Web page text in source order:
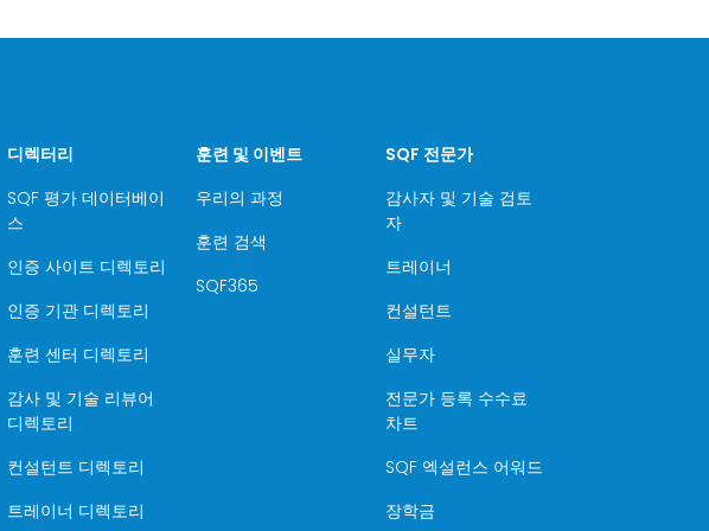
디렉터리
SQF 평가 데이터베이
스
인증 사이트 디렉토리
인증 기관 디렉토리
훈련 센터 디렉토리
감사 및 기술 리뷰어
디렉토리
컨설턴트 디렉토리
트레이너 디렉토리
훈련 및 이벤트
우리의 과정
훈련 검색
SQF365
SQF 전문가
감사자 및 기술 검토
자
트레이너
컨설턴트
실무자
전문가 등록 수수료
차트
SQF 엑설런스 어워드
장학금